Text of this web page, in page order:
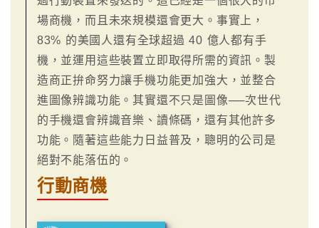
場商機，而且未來規模還會更大。事實上，
83% 的美國人還有全球超過 40 億人都有手
機，並運用這些裝置立即取得所需的資訊。製
造商正拚命努力讓手機功能更加強大，並整合
進圖像辨識功能。其實還不只是圖像──次世代
的手機還會辨識音樂、讀條碼，還有其他許多
功能。隨著這些能力日益普及，聰明的公司是
絕對不能落伍的。
行動商機